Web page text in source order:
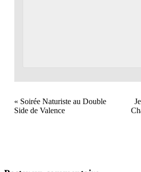
« Soirée Naturiste au Double
Side de Valence